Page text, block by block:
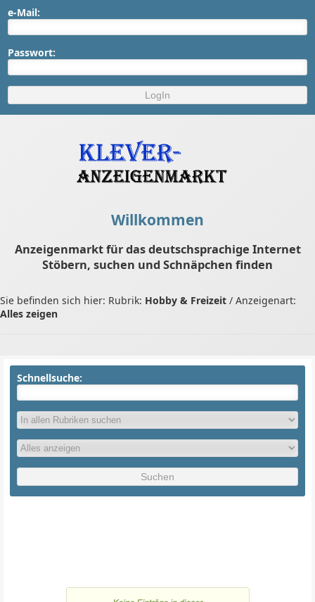
e-Mail:
Passwort:
Willkommen
Anzeigenmarkt für das deutschsprachige Internet
Stöbern, suchen und Schnäpchen finden
Sie befinden sich hier: Rubrik: Hobby & Freizeit / Anzeigenart:
Alles zeigen
Schnellsuche: